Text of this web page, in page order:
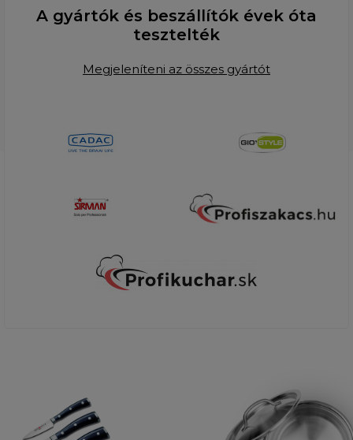
A gyártók és beszállítók évek óta
tesztelték
Megjeleníteni az összes gyártót